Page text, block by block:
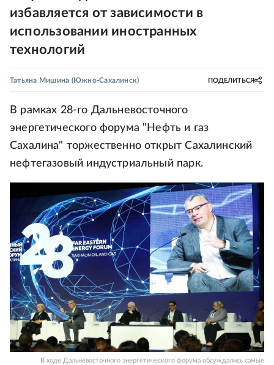
избавляется от зависимости в
использовании иностранных
технологий
Татьяна Мишина (Южно-Сахалинск) ПОДЕЛИТЬСЯ
В рамках 28-го Дальневосточного
энергетического форума "Нефть и газ
Сахалина" торжественно открыт Сахалинский
нефтегазовый индустриальный парк.
В ходе Дальневосточного энергетического форума обсуждались самые